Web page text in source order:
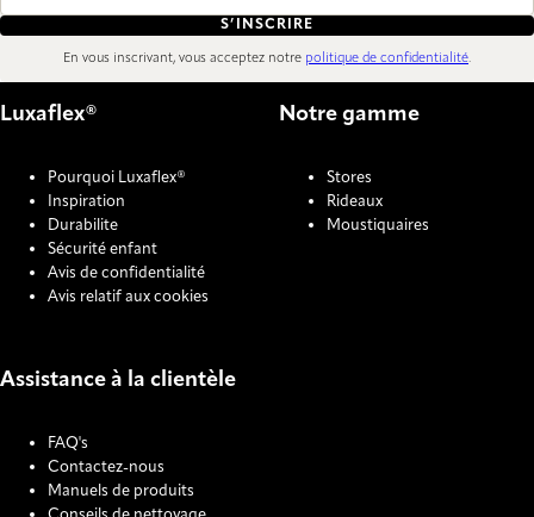
S’INSCRIRE
En vous inscrivant, vous acceptez notre politique de confidentialité.
Luxaflex®
Pourquoi Luxaflex®
Inspiration
Durabilite
Sécurité enfant
Avis de confidentialité
Avis relatif aux cookies
Notre gamme
Stores
Rideaux
Moustiquaires
Assistance à la clientèle
FAQ's
Contactez-nous
Manuels de produits